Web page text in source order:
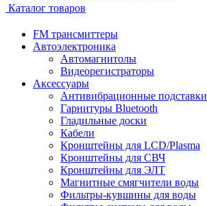
Каталог товаров
FM трансмиттеры
Автоэлектроника
Автомагнитолы
Видеорегистраторы
Аксессуары
Антивибрационные подставки
Гарнитуры Bluetooth
Гладильные доски
Кабели
Кронштейны для LCD/Plasma
Кронштейны для СВЧ
Кронштейны для ЭЛТ
Магнитные смягчители воды
Фильтры-кувшины для воды